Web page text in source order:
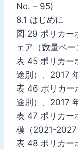
No. – 95)
8.1 はじめに
図 29 ポリカー
ェア（数量ベ
表 45 ポリカー
途別）、2017
表 46 ポリカー
途別）、2017
表 47 ポリカー
模（2021-
表 48 ポリカー